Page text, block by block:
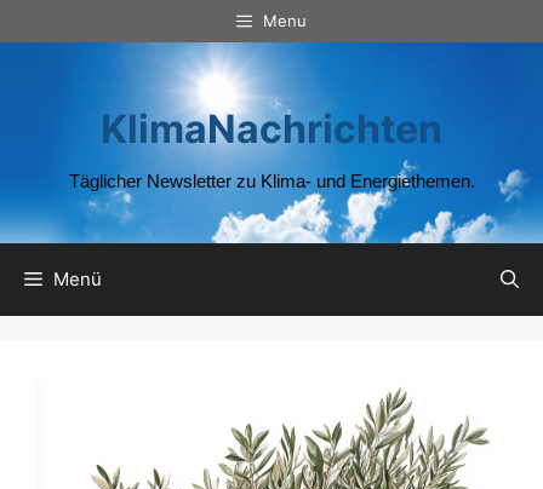
Inhalt
Menu
KlimaNachrichten
Täglicher Newsletter zu Klima- und Energiethemen.
Menü